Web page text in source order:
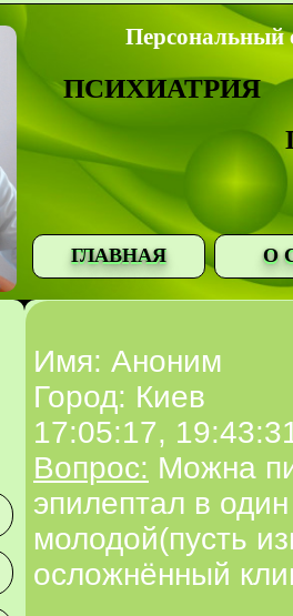
Персональный
ПСИХИАТРИЯ
ГЛАВНАЯ О
Имя: Аноним
Город: Киев
17:05:17,
Вопрос: Можна
эпилептал в
молодой(пусть
осложнённый